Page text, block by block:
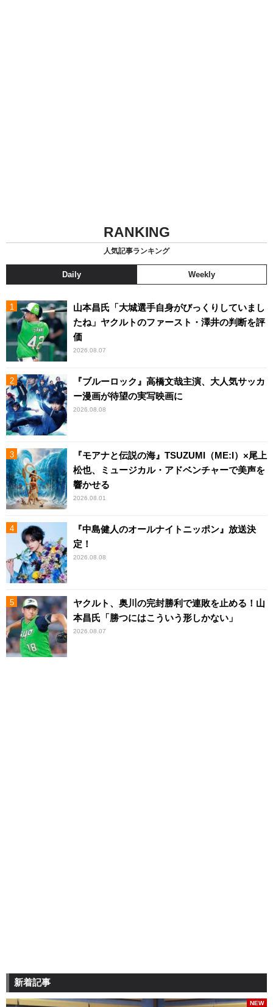
RANKING
人気記事ランキング
Daily Weekly
山本昌氏「大城選手自身がびっくりしていまし
たね」ヤクルトのファースト・澤井の判断を評
価
2026.08.07
『ブルーロック』高橋文哉主演、大人気サッカ
ー漫画が待望の実写映画に
2026.08.08
『モアナと伝説の海』TSUZUMI（ME:I）×尾上
松也、ミュージカル・アドベンチャーで美声を
響かせる
2026.08.01
『中島健人のオールナイトニッポン』放送決
定！
2026.08.08
ヤクルト、奥川の完封勝利で連敗を止める！山
本昌氏「勝つにはこういう形しかない」
2026.08.07
新着記事
NEW